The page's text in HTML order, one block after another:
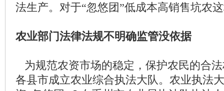
法生产。对于“忽悠团”低成本高销售坑农
农业部门法律法规不明确监管没依据
为规范农资市场的稳定，保护农民的合
各县市成立农业综合执法大队。农业执法